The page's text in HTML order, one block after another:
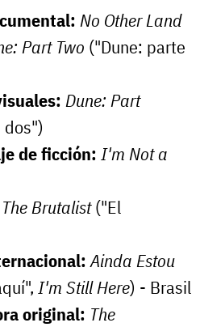
No Other Land
Part Two ("Dune: parte
Dune: Part
dos")
de ficción: I'm Not a
The Brutalist("El
Ainda Estou
I'm Still Here) - Brasil
original: The